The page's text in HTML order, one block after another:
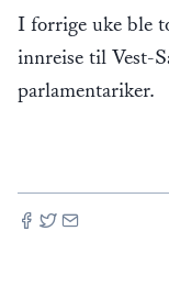
I forrige uke ble
innreise til Vest-
parlamentariker.